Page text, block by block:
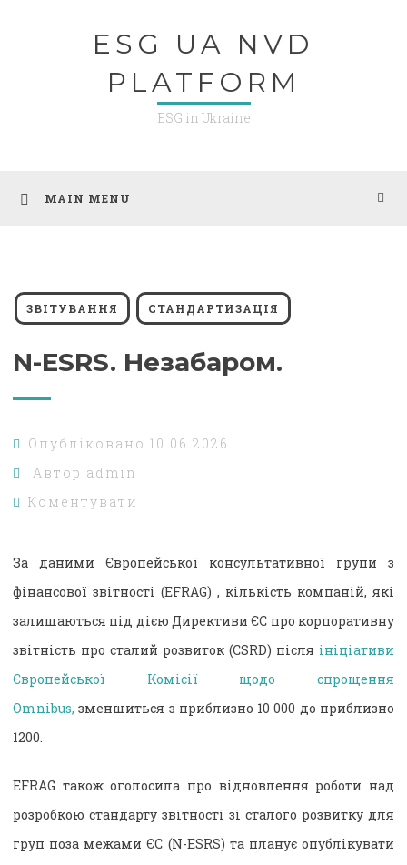
ESG UA NVD
PLATFORM
ESG in Ukraine
MAIN MENU
ЗВІТУВАННЯ СТАНДАРТИЗАЦІЯ
N-ESRS. Незабаром.
Опубліковано 10.06.2026
Автор admin
Коментувати
За даними Європейської консультативної групи з
фінансової звітності (EFRAG) , кількість компаній, які
залишаються під дією Директиви ЄС про корпоративну
звітність про сталий розвиток (CSRD) після ініціативи
Європейської Комісії щодо спрощення
Omnibus, зменшиться з приблизно 10 000 до приблизно
1200.
EFRAG також оголосила про відновлення роботи над
розробкою стандарту звітності зі сталого розвитку для
груп поза межами ЄС (N-ESRS) та планує опублікувати